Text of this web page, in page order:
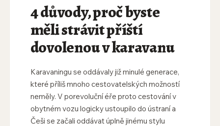
4 důvody, proč byste
měli strávit příští
dovolenou v karavanu
Karavaningu se oddávaly již minulé generace,
které příliš mnoho cestovatelských možností
neměly. V porevoluční éře proto cestování v
obytném vozu logicky ustoupilo do ústraní a
Češi se začali oddávat úplně jinému stylu